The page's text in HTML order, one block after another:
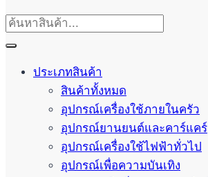
ประเภทสินค้า
สินค้าทั้งหมด
อุปกรณ์เครื่องใช้ภายในครัว
อุปกรณ์ยานยนต์และคาร์แคร์
อุปกรณ์เครื่องใช้ไฟฟ้าทั่วไป
อุปกรณ์เพื่อความบันเทิง